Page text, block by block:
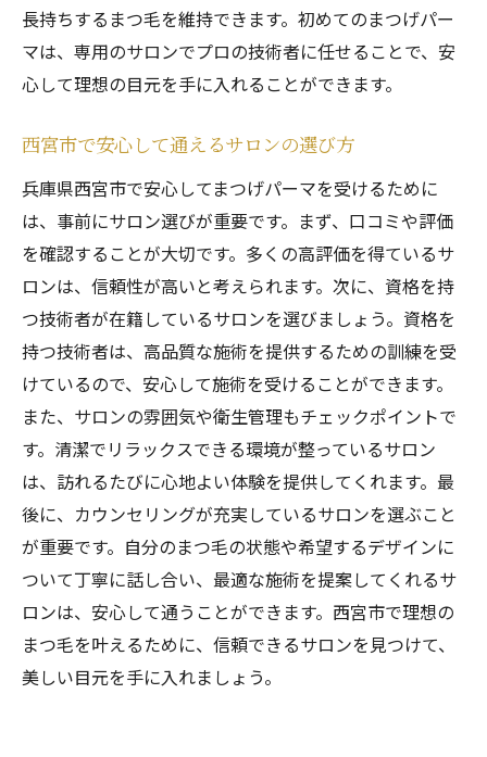
長持ちするまつ毛を維持できます。初めてのまつげパー
マは、専用のサロンでプロの技術者に任せることで、安
心して理想の目元を手に入れることができます。
西宮市で安心して通えるサロンの選び方
兵庫県西宮市で安心してまつげパーマを受けるために
は、事前にサロン選びが重要です。まず、口コミや評価
を確認することが大切です。多くの高評価を得ているサ
ロンは、信頼性が高いと考えられます。次に、資格を持
つ技術者が在籍しているサロンを選びましょう。資格を
持つ技術者は、高品質な施術を提供するための訓練を受
けているので、安心して施術を受けることができます。
また、サロンの雰囲気や衛生管理もチェックポイントで
す。清潔でリラックスできる環境が整っているサロン
は、訪れるたびに心地よい体験を提供してくれます。最
後に、カウンセリングが充実しているサロンを選ぶこと
が重要です。自分のまつ毛の状態や希望するデザインに
ついて丁寧に話し合い、最適な施術を提案してくれるサ
ロンは、安心して通うことができます。西宮市で理想の
まつ毛を叶えるために、信頼できるサロンを見つけて、
美しい目元を手に入れましょう。